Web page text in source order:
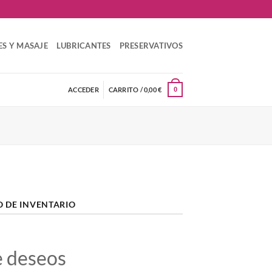
Y MASAJE LUBRICANTES PRESERVATIVOS
ACCEDER CARRITO /0,00€ 0
DE INVENTARIO
deseos